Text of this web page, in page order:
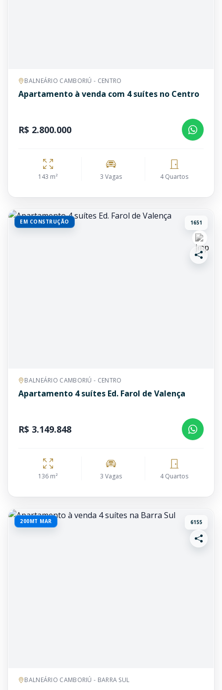
BALNEÁRIO CAMBORIÚ - CENTRO
Apartamento à venda com 4 suítes no Centro
R$ 2.800.000
143 m² 3 Vagas 4 Quartos
EM CONSTRUÇÃO 1651
BALNEÁRIO CAMBORIÚ - CENTRO
Apartamento 4 suítes Ed. Farol de Valença
R$ 3.149.848
136 m² 3 Vagas 4 Quartos
200MT MAR 6155
BALNEÁRIO CAMBORIÚ - BARRA SUL